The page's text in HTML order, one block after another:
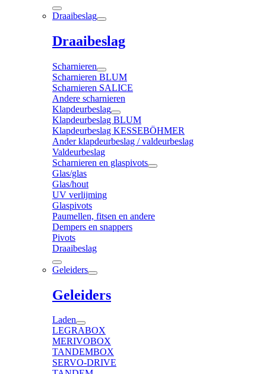
Draaibeslag
Draaibeslag
Scharnieren
Scharnieren BLUM
Scharnieren SALICE
Andere scharnieren
Klapdeurbeslag
Klapdeurbeslag BLUM
Klapdeurbeslag KESSEBÖHMER
Ander klapdeurbeslag / valdeurbeslag
Valdeurbeslag
Scharnieren en glaspivots
Glas/glas
Glas/hout
UV verlijming
Glaspivots
Paumellen, fitsen en andere
Dempers en snappers
Pivots
Draaibeslag
Geleiders
Geleiders
Laden
LEGRABOX
MERIVOBOX
TANDEMBOX
SERVO-DRIVE